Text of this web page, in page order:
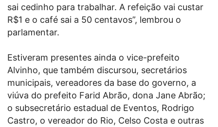
sai cedinho para trabalhar. A refeição vai custar
R$1 e o café sai a 50 centavos”, lembrou o
parlamentar.
Estiveram presentes ainda o vice-prefeito
Alvinho, que também discursou, secretários
municipais, vereadores da base do governo, a
viúva do prefeito Farid Abrão, dona Jane Abrão;
o subsecretário estadual de Eventos, Rodrigo
Castro, o vereador do Rio, Celso Costa e outras